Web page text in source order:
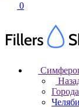
0
Города